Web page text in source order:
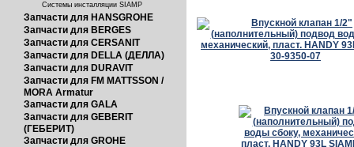
Системы инсталляции SIAMP
Запчасти для HANSGROHE
Запчасти для BERGES
Запчасти для CERSANIT
Запчасти для DELLA (ДЕЛЛА)
Запчасти для DURAVIT
Запчасти для FM MATTSSON /
MORA Armatur
Запчасти для GALA
Запчасти для GEBERIT
(ГЕБЕРИТ)
Запчасти для GROHE